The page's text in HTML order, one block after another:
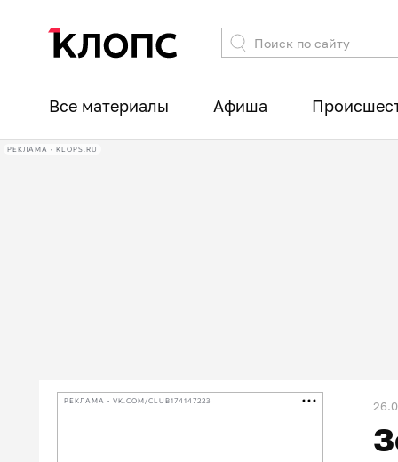
Все материалы Афиша
РЕКЛАМА • KLOPS.RU
РЕКЛАМА • VK.COM/CLUB174147223